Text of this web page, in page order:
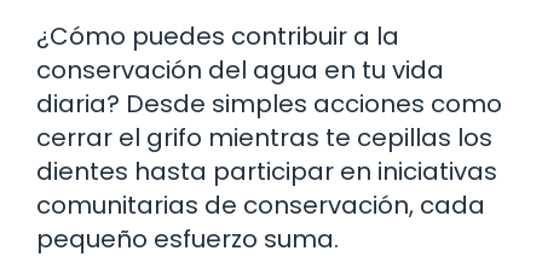
¿Cómo puedes contribuir a la
conservación del agua en tu vida
diaria? Desde simples acciones como
cerrar el grifo mientras te cepillas los
dientes hasta participar en iniciativas
comunitarias de conservación, cada
pequeño esfuerzo suma.